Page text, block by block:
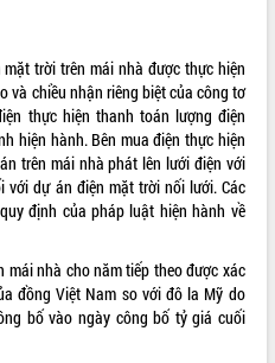
trời trên mái nhà được thực hiện
và chiều nhận riêng biệt của công tơ
thực hiện thanh toán lượng điện
hiện hành. Bên mua điện thực hiện
trên mái nhà phát lên lưới điện với
dự án điện mặt trời nối lưới. Các
định của pháp luật hiện hành về
mái nhà cho năm tiếp theo được xác
đồng Việt Nam so với đô la Mỹ do
bố vào ngày công bố tỷ giá cuối